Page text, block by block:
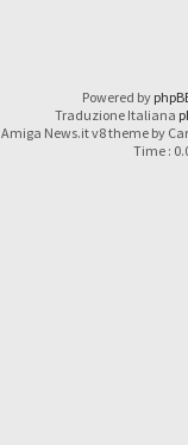
Powered by
Traduzione Italiana
Amiga News.it v8 theme by
Time :